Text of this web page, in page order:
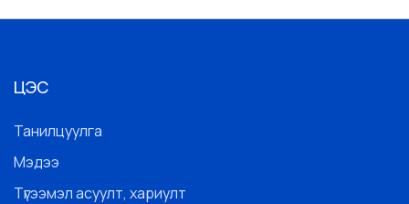
ЦЭС
Танилцуулга
Мэдээ
Түгээмэл асуулт, хариулт